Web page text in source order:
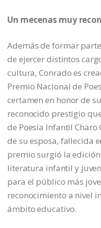
Un mecenas muy
Además de formar
de ejercer distintos
cultura, Conrado es
Premio Nacional de
certamen en honor de
reconocido prestigio
de Poesía Infantil Charo
de su esposa, fallecida
premio surgió la
literatura infantil y
para el público más
reconocimiento a nivel
ámbito educativo.